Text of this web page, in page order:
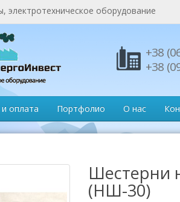
электротехническое оборудование
+38
+38
оплата Портфолио О нас
Шестерни
(НШ-30)